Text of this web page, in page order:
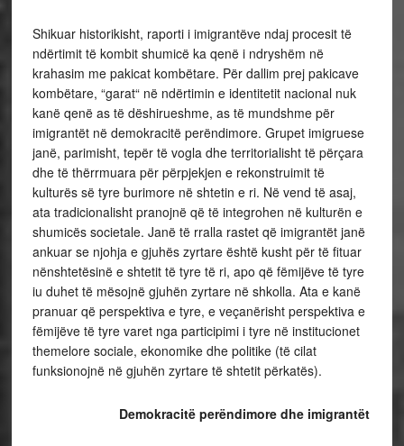
Shikuar historikisht, raporti i imigrantëve ndaj procesit të
ndërtimit të kombit shumicë ka qenë i ndryshëm në
krahasim me pakicat kombëtare. Për dallim prej pakicave
kombëtare, “garat“ në ndërtimin e identitetit nacional nuk
kanë qenë as të dëshirueshme, as të mundshme për
imigrantët në demokracitë perëndimore. Grupet imigruese
janë, parimisht, tepër të vogla dhe territorialisht të përçara
dhe të thërrmuara për përpjekjen e rekonstruimit të
kulturës së tyre burimore në shtetin e ri. Në vend të asaj,
ata tradicionalisht pranojnë që të integrohen në kulturën e
shumicës societale. Janë të rralla rastet që imigrantët janë
ankuar se njohja e gjuhës zyrtare është kusht për të fituar
nënshtetësinë e shtetit të tyre të ri, apo që fëmijëve të tyre
iu duhet të mësojnë gjuhën zyrtare në shkolla. Ata e kanë
pranuar që perspektiva e tyre, e veçanërisht perspektiva e
fëmijëve të tyre varet nga participimi i tyre në institucionet
themelore sociale, ekonomike dhe politike (të cilat
funksionojnë në gjuhën zyrtare të shtetit përkatës).
Demokracitë perëndimore dhe imigrantët